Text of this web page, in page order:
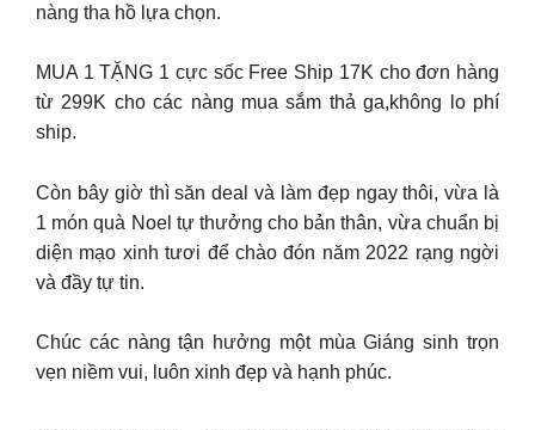
nàng tha hồ lựa chọn.
MUA 1 TẶNG 1 cực sốc Free Ship 17K cho đơn hàng
từ 299K cho các nàng mua sắm thả ga,không lo phí
ship.
Còn bây giờ thì săn deal và làm đẹp ngay thôi, vừa là
1 món quà Noel tự thưởng cho bản thân, vừa chuẩn bị
diện mạo xinh tươi để chào đón năm 2022 rạng ngời
và đầy tự tin.
Chúc các nàng tận hưởng một mùa Giáng sinh trọn
vẹn niềm vui, luôn xinh đẹp và hạnh phúc.